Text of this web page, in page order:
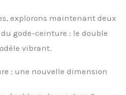
explorons maintenant deux
gode-ceinture : le double
vibrant.
: une nouvelle dimension